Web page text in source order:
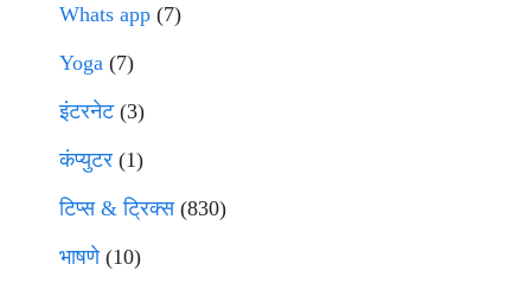
Whats app (7)
Yoga (7)
इंटरनेट(3)
कंप्युटर (1)
टिप्स & ट्रिक्स(830)
भाषणे(10)